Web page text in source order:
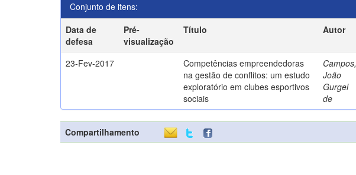
Conjunto de itens:
Data de
defesa
Pré-
visualização
Título Autor
23-Fev-2017
Competências empreendedoras
na gestão de conflitos: um estudo
exploratório em clubes esportivos
sociais
Campos,
João
Gurgel
de
Compartilhamento